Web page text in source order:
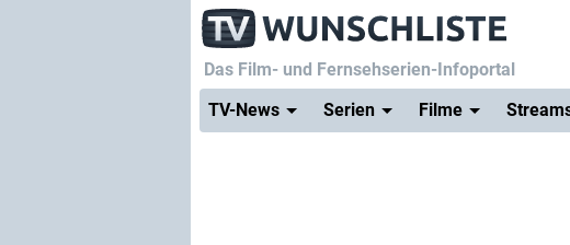
Das Film- und Fernsehserien-Infoportal
TV-News
Serien Filme